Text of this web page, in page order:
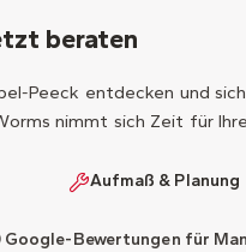
beraten
Peeck entdecken und
nimmt sich Zeit für
Aufmaß & Planung
Google-Bewertungen für